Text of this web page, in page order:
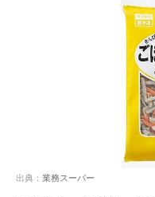
出典： 業務スーパー